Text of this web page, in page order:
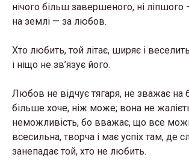
нічого більш завершеного, ні ліпшого
на землі — за любов.
Хто любить, той літає, ширяє і
і ніщо не зв’язує його.
Любов не відчує тягаря, не зважає на
більше хоче, ніж може; вона не
неможливість, бо вважає, що все
всесильна, творча і має успіх там, де
занепадає той, хто не любить.